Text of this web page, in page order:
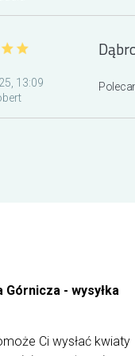
do rąk waszych
ich
może różnić się
13:09
- wysyłka
Ci wysłać kwiaty